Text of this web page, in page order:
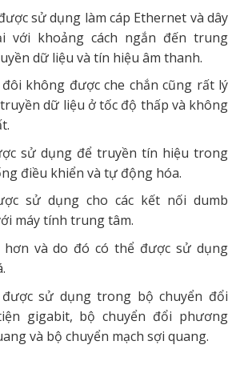
sử dụng làm cáp Ethernet và dây
với khoảng cách ngắn đến trung
dữ liệu và tín hiệu âm thanh.
đôi không được che chắn cũng rất lý
dữ liệu ở tốc độ thấp và không
sử dụng để truyền tín hiệu trong
điều khiển và tự động hóa.
sử dụng cho các kết nối dumb
máy tính trung tâm.
hơn và do đó có thể được sử dụng
được sử dụng trong bộ chuyển đổi
gigabit, bộ chuyển đổi phương
và bộ chuyển mạch sợi quang.